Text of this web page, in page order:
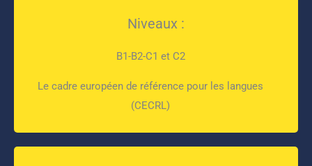
Niveaux :
B1-B2-C1 et C2
Le cadre européen de référence pour les langues
(CECRL)